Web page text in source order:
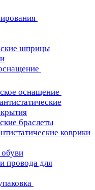
шприцы
оснащение
браслеты
коврики
обуви
провода для